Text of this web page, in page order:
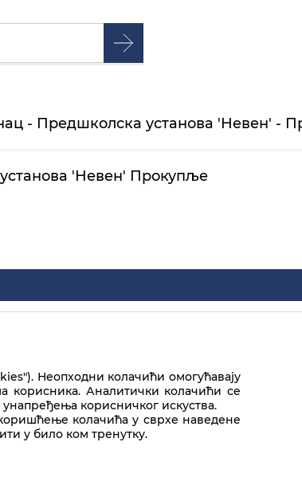
тема
- Предшколска установа 'Невен' -
'Невен' Прокупље
Без прераде
Неопходни колачићи омогућавају
корисника. Аналитички колачићи се
корисничког искуства.
колачића у сврхе наведене
у било ком тренутку.